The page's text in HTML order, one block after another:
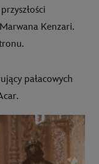
Kenzari.
pałacowych